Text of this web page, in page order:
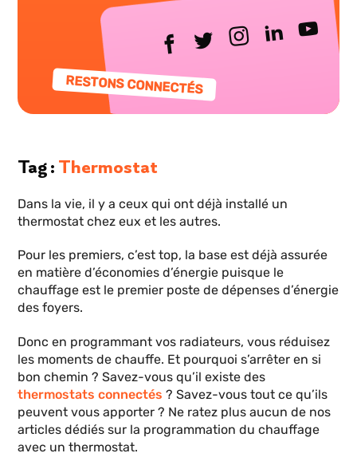
RESTONS CONNECTÉS
Tag Thermostat
Dans la vie, il y a ceux qui ont déjà installé un
thermostat chez eux et les autres.
Pour les premiers, c’est top, la base est déjà assurée
en matière d’économies d’énergie puisque le
chauffage est le premier poste de dépenses d’énergie
des foyers.
Donc en programmant vos radiateurs, vous réduisez
les moments de chauffe. Et pourquoi s’arrêter en si
bon chemin ? Savez-vous qu’il existe des
thermostats connectés ? Savez-vous tout ce qu’ils
peuvent vous apporter ? Ne ratez plus aucun de nos
articles dédiés sur la programmation du chauffage
avec un thermostat.